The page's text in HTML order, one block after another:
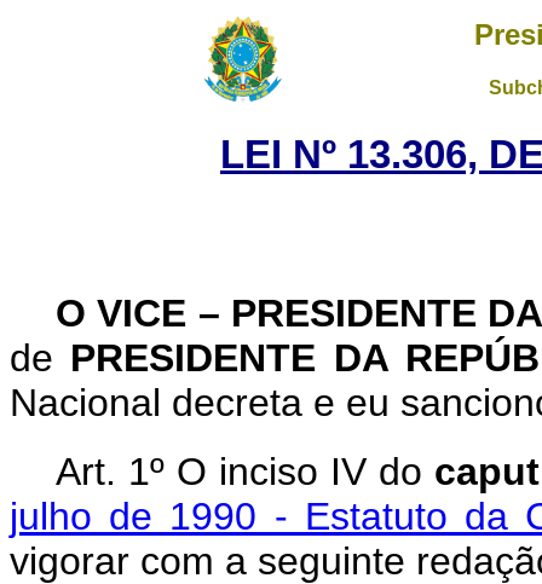
LEI Nº 13.306,
O VICE – PRESIDENTE
de PRESIDENTE DA
Nacional decreta e eu
Art. 1º O inciso IV do
julho de 1990 - Estatuto da
vigorar com a seguinte